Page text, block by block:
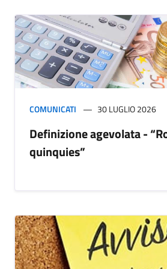
COMUNICATI 30 LUGLIO 2026
Definizione agevolata -
quinquies”